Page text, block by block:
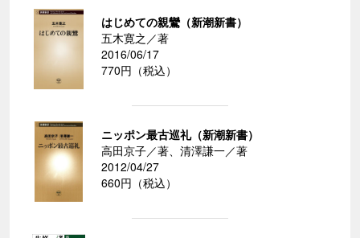
はじめての親鸞（新潮新書）
五木寛之／著
2016/06/17
770円（税込）
ニッポン最古巡礼（新潮新書）
高田京子／著、清澤謙一／著
2012/04/27
660円（税込）